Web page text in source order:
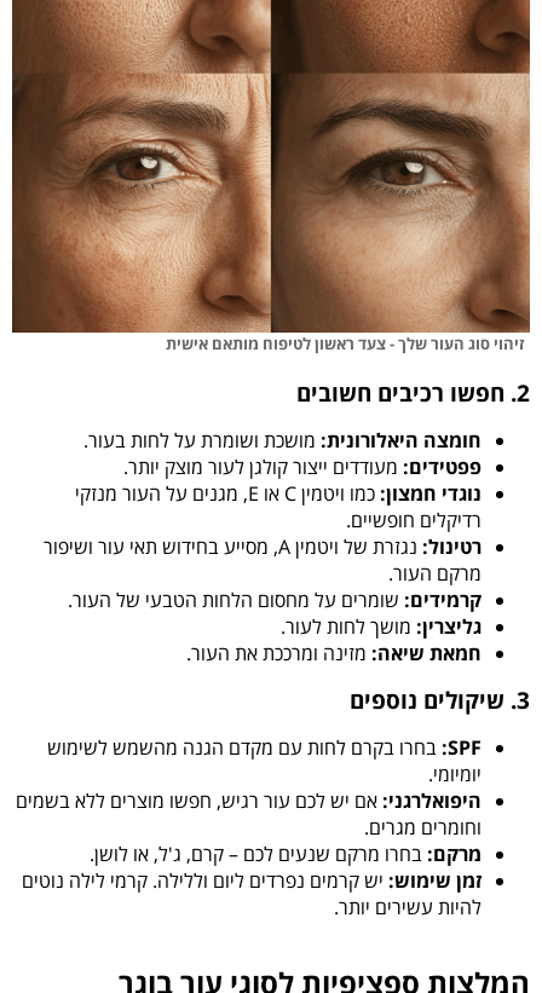
זיהוי סוג העור שלך - צעד ראשון לטיפוח מותאם אישית
2. חפשו רכיבים חשובים
חומצה היאלורונית: מושכת ושומרת על לחות בעור.
פפטידים: מעודדים ייצור קולגן לעור מוצק יותר.
נוגדי חמצון:
כמו ויטמין C או E, מגנים על העור מנזקי
רדיקלים חופשיים.
רטינול:
נגזרת של ויטמין A, מסייע בחידוש תאי עור ושיפור
מרקם העור.
קרמידים: שומרים על מחסום הלחות הטבעי של העור.
גליצרין: מושך לחות לעור.
חמאת שיאה: מזינה ומרככת את העור.
3. שיקולים נוספים
SPF: בחרו בקרם לחות עם מקדם הגנה מהשמש לשימוש
יומיומי.
היפואלרגני: אם יש לכם עור רגיש, חפשו מוצרים ללא בשמים
וחומרים מגרים.
מרקם: בחרו מרקם שנעים לכם – קרם, ג'ל, או לושן.
זמן שימוש: יש קרמים נפרדים ליום וללילה. קרמי לילה נוטים
להיות עשירים יותר.
המלצות ספציפיות לסוגי עור בוגר